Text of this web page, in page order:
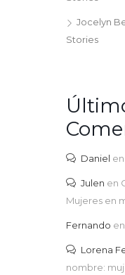
Jocelyn
Stories
Daniel en
Julen en
Mujeres en
Fernando en
Lorena
nombre: